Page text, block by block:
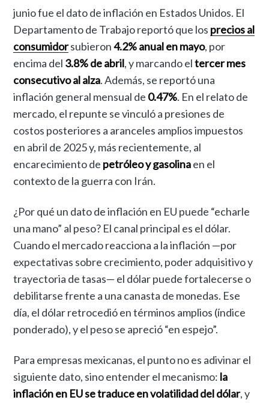
junio fue el dato de inflación en Estados Unidos. El
Departamento de Trabajo reportó que los precios al
consumidorsubieron4.2% anual en mayo, por
encima del 3.8% de abril, y marcando eltercer mes
consecutivo al alza. Además, se reportó una
inflación general mensual de 0.47%. En el relato de
mercado, el repunte se vinculó a presiones de
costos posteriores a aranceles amplios impuestos
en abril de 2025 y, más recientemente, al
encarecimiento de petróleo y gasolinaen el
contexto de la guerra con Irán.
¿Por qué un dato de inflación en EU puede “echarle
una mano” al peso? El canal principal es el dólar.
Cuando el mercado reacciona a la inflación —por
expectativas sobre crecimiento, poder adquisitivo y
trayectoria de tasas— el dólar puede fortalecerse o
debilitarse frente a una canasta de monedas. Ese
día, el dólar retrocedió en términos amplios (índice
ponderado), y el peso se apreció “en espejo”.
Para empresas mexicanas, el punto no es adivinar el
siguiente dato, sino entender el mecanismo: la
inflación en EU se traduce en volatilidad del dólar, y